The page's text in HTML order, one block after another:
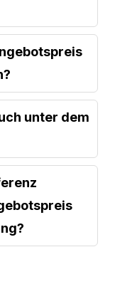
unter dem